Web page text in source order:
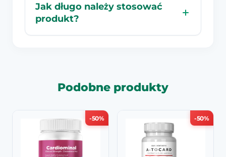
Jak długo należy stosować
produkt?
Podobne produkty
-50% -50%